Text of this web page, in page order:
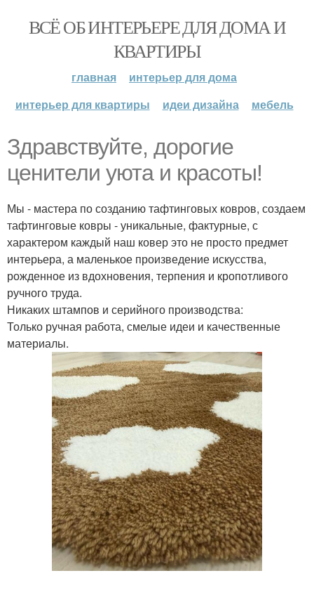
ВСЁ ОБ ИНТЕРЬЕРЕ ДЛЯ ДОМА И
КВАРТИРЫ
главная
интерьер для дома
интерьер для квартиры
идеи дизайна мебель
Здравствуйте, дорогие
ценители уюта и красоты!
Мы - мастера по созданию тафтинговых ковров, создаем
тафтинговые ковры - уникальные, фактурные, с
характером каждый наш ковер это не просто предмет
интерьера, а маленькое произведение искусства,
рожденное из вдохновения, терпения и кропотливого
ручного труда.
Никаких штампов и серийного производства:
Только ручная работа, смелые идеи и качественные
материалы.